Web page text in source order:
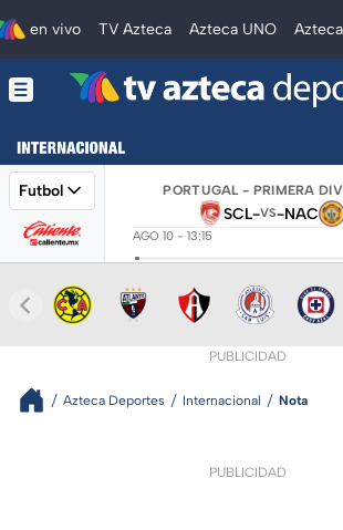
en vivo TV Azteca Azteca UNO
Futbol PORTUGAL - PRIMERA
SCL-VS-NAC
AGO 10 - 13:15
PUBLICIDAD
Azteca Deportes Internacional Nota
PUBLICIDAD